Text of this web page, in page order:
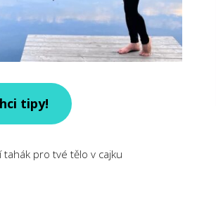
tipy!
pro tvé tělo v cajku